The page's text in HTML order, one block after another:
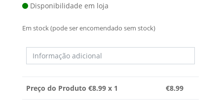
Disponibilidade em loja
Em stock (pode ser encomendado sem stock)
Preço do Produto €8.99 x 1 €8.99